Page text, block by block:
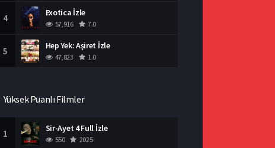
4 Exotica İzle
57,916 7.0
5 Hep Yek: Aşiret İzle
47,823 1.0
Yüksek Puanlı Filmler
1 Sir-Ayet 4 Full İzle
550 2025